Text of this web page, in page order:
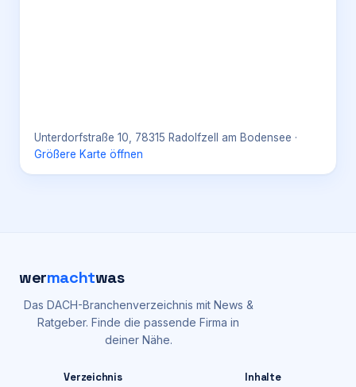
Unterdorfstraße 10, 78315 Radolfzell am Bodensee ·
Größere Karte öffnen
wermachtwas
Das DACH-Branchenverzeichnis mit News &
Ratgeber. Finde die passende Firma in
deiner Nähe.
Verzeichnis
Inhalte